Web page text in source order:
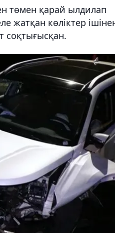
төмен қарай ылдилап
жатқан көліктер
соқтығысқан.